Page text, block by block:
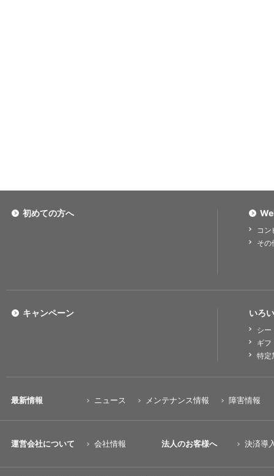
初めての方へ
コ
その
いろ
シー
ギフ
特定
キャンペーン
最新情報 ニュース メンテナンス情報 障害情報
運営会社について 会社情報 法人のお客様へ 決済導